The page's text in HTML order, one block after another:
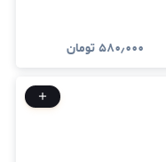
۵۸۰٫۰۰۰تومان